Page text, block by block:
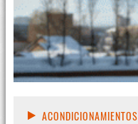
ACONDICIONAMIENTOS